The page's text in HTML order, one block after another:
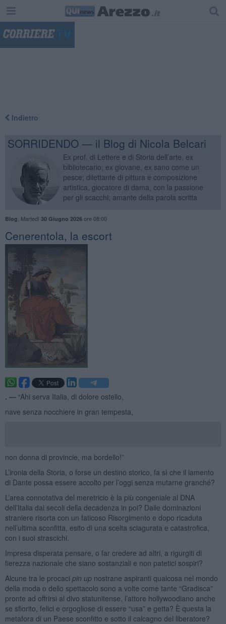
Indietro
SORRIDENDO — il Blog di Nicola Belcari
Ex prof. di Lettere e di Storia dell’arte, ex
bibliotecario; ex giovane, ex sano come un
pesce; dilettante di pittura e composizione
artistica, giocatore di dama, con la passione
per gli scacchi; amante della parola scritta
Blog Martedì 30 Giugno 2026ore 08:00
Cenerentola, la escort
. — “Ahi serva Italia, di dolore ostello,
nave senza nocchiere in gran tempesta,
non donna di provincie, ma bordello!”
L’ironia della Storia, o forse un destino storico, fa sì che il lamento
di Dante possa essere accolto per l’oggi senza mutarne granché?
L’area connotativa del meretricio è la più congeniale al DNA
dell’Italia dai secoli della decadenza in poi? Dalle dominazioni
straniere risorta con un faticoso Risorgimento e dopo ricaduta
nell’ultima sconfitta, esito di una scelta sciagurata e catastrofica,
con i suoi strascichi.
Impresa disperata pensare, o far credere ad altri, a rigurgiti di
fierezza nazionale che siano sostanziali e non patetici sospiri?
Alcune tra le procaci pin up nostrane aspiranti qualcosa nel mondo
della moda o dello spettacolo sono a volte come tante “Gradisca”
pronte ad offrirsi al divo statunitense, l’attore hollywoodiano anche
se sfiorito, felici e orgogliose di essere “usa” e getta? È questa la
metafora di un Paese sconfitto e sotto il calcagno del liberatore?